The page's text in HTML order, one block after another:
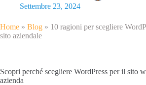
Settembre 23, 2024
Home » Blog » 10 ragioni per scegliere
sito aziendale
Scopri perché scegliere WordPress per il sito
azienda